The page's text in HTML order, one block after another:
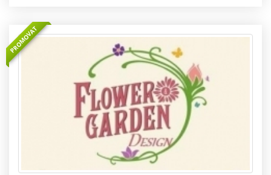
PROMOVAT